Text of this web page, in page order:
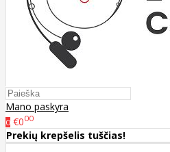
Mano paskyra
0 €000
Prekių krepšelis tuščias!